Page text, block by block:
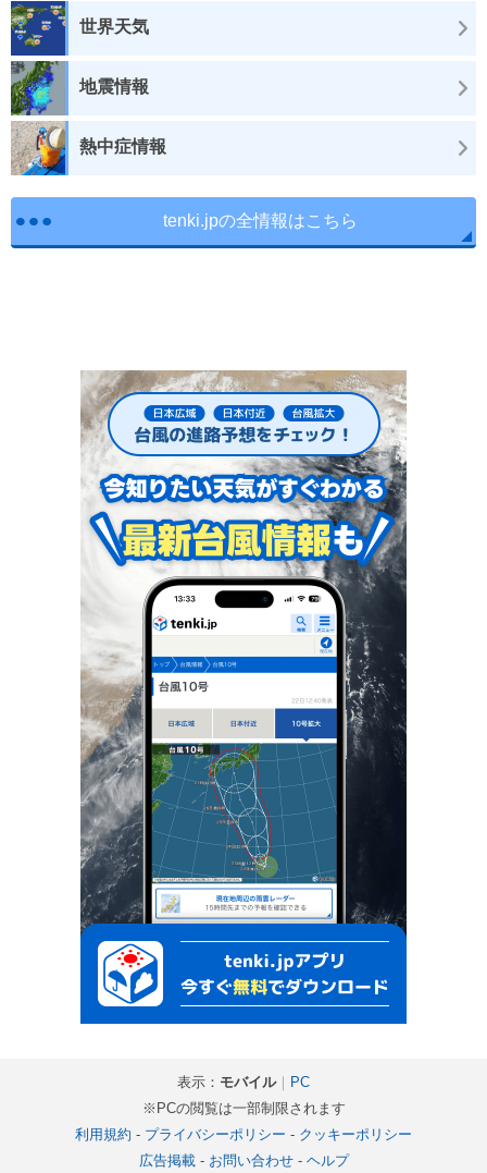
世界天気
地震情報
熱中症情報
tenki.jpの全情報はこちら
表示： モバイル｜ PC
※PCの閲覧は一部制限されます
利用規約 - プライバシーポリシー - クッキーポリシー
広告掲載- お問い合わせ- ヘルプ